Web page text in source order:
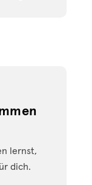
lernst,
dich.